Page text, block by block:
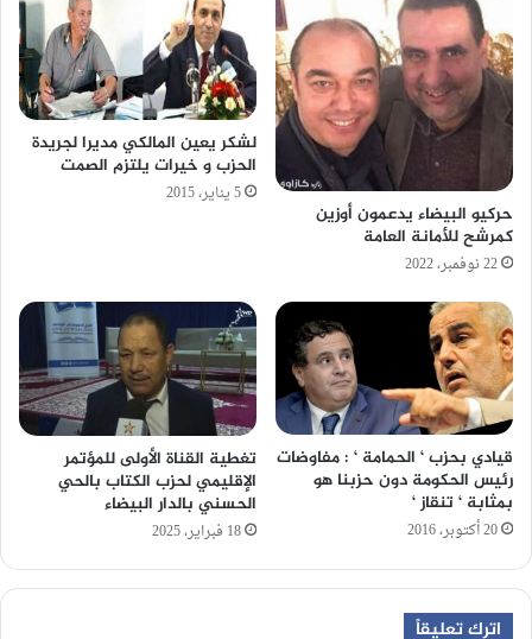
حركيو البيضاء يدعمون أوزين
كمرشح للأمانة العامة
22 نوفمبر، 2022
لشكر يعين المالكي مديرا لجريدة
الحزب و خيرات يلتزم الصمت
5 يناير، 2015
قيادي بحزب ‘ الحمامة ‘ : مفاوضات
رئيس الحكومة دون حزبنا هو
بمثابة ‘ تنقاز ‘
20 أكتوبر، 2016
تغطية القناة الأولى للمؤتمر
الإقليمي لحزب الكتاب بالحي
الحسني بالدار البيضاء
18 فبراير، 2025
اترك تعليقاً